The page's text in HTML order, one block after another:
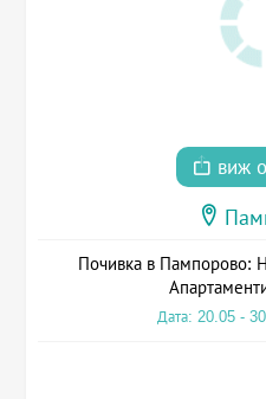
виж
Почивка в Пампорово:
Дата: 20.05 -